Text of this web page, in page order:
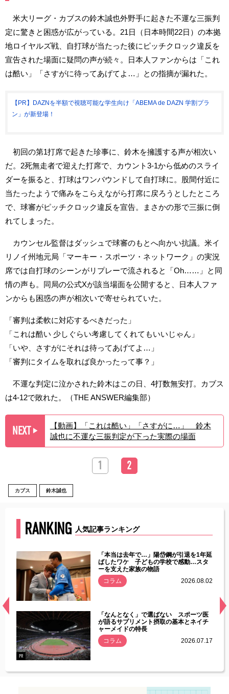
米大リーグ・カブスの鈴木誠也外野手に起きた不運な三振判
定に驚きと困惑が広がっている。21日（日本時間22日）の本拠
地ロイヤルズ戦、自打球が当たった後にピッチクロック違反を
宣告された場面に疑問の声が続々。日本人ファンからは「これ
は酷い」「さすがに待ってあげてよ…」との指摘が漏れた。
【PR】DAZNを半額で視聴可能な学生向け「ABEMA de DAZN 学割プラ
ン」が新登場！
初回の第1打席で起きた珍事に、鈴木を擁護する声が相次い
だ。2死無走者で迎えた打席で、カウント3-1から低めのスライ
ダーを振ると、打球はワンバウンドして自打球に。股間付近に
当たったようで痛みをこらえながら打席に戻ろうとしたところ
で、球審がピッチクロック違反を宣告。まさかの形で三振に倒
れてしまった。
カウンセル監督はダッシュで球審のもとへ向かい抗議。米イ
リノイ州地元局「マーキー・スポーツ・ネットワーク」の実況
席では自打球のシーンがリプレーで流されると「Oh……」と同
情の声も。同局の公式Xが該当場面を公開すると、日本人ファ
ンからも困惑の声が相次いで寄せられていた。
「審判は柔軟に対応するべきだった」
「これは酷い 少しぐらい考慮してくれてもいいじゃん」
「いや、さすがにそれは待ってあげてよ…」
「審判にタイムを取れば良かったって事？」
不運な判定に泣かされた鈴木はこの日、4打数無安打。カブス
は4-12で敗れた。（THE ANSWER編集部）
NEXT ▶︎
【動画】「これは酷い」「さすがに…」 鈴木
誠也に不運な三振判定が下った実際の場面
1 2
カブス 鈴木誠也
RANKING 人気記事ランキング
常
「本当は去年で…」陽岱鋼が引退を1年延
ばしたワケ 子どもの学校で感動…スタ
ーを支えた家族の物語
コラム
2026.08.02
PR
「なんとなく」で選ばない スポーツ医
が語るサプリメント摂取の基本とネイチ
ャーメイドの特長
コラム
2026.07.17